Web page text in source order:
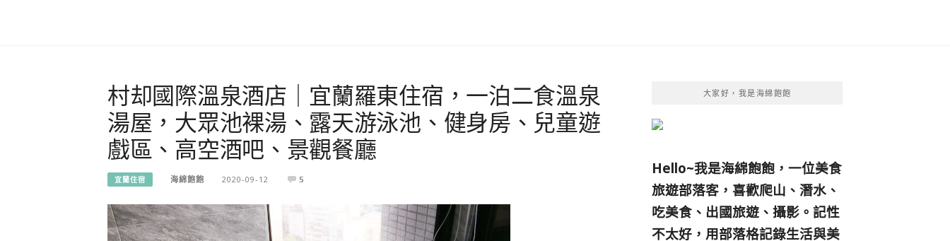
村却國際溫泉酒店｜宜蘭羅東住宿，一泊二食溫泉
湯屋，大眾池裸湯、露天游泳池、健身房、兒童遊
戲區、高空酒吧、景觀餐廳
宜蘭住宿 海綿飽飽 2020-09-12 5
大家好，我是海綿飽飽
Hello~我是海綿飽飽，一位美食
旅遊部落客， 喜歡爬山、潛水、
吃美食、出國旅遊、攝影。 記性
不太好，用部落格記錄生活與美